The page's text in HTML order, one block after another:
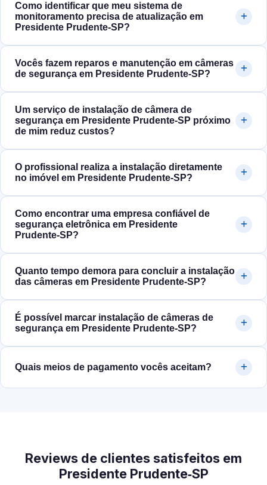
Como identificar que meu sistema de
monitoramento precisa de atualização em
Presidente Prudente‑SP?
Vocês fazem reparos e manutenção em câmeras
de segurança em Presidente Prudente‑SP?
Um serviço de instalação de câmera de
segurança em Presidente Prudente‑SP próximo
de mim reduz custos?
O profissional realiza a instalação diretamente
no imóvel em Presidente Prudente‑SP?
Como encontrar uma empresa confiável de
segurança eletrônica em Presidente
Prudente‑SP?
Quanto tempo demora para concluir a instalação
das câmeras em Presidente Prudente‑SP?
É possível marcar instalação de câmeras de
segurança em Presidente Prudente‑SP?
Quais meios de pagamento vocês aceitam?
Reviews de clientes satisfeitos em
Presidente Prudente‑SP